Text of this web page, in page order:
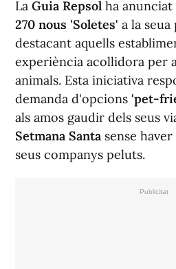
La Guia Repsol ha
270 nous 'Soletes' a la
destacant aquells
experiència acollidora per
animals. Esta iniciativa
demanda d'opcions 'pet-
als amos gaudir dels seus
Setmana Santa sense
seus companys peluts.